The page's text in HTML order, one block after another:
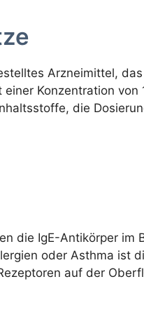
Arzneimittel,
Konzentration
die
die IgE-Antikörper
oder Asthma ist
auf der